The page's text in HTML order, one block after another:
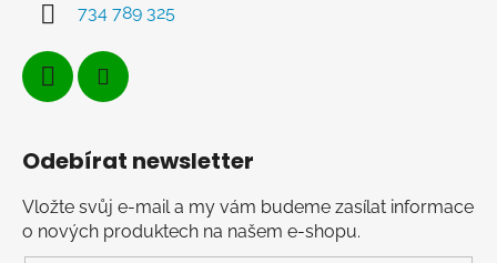
734 789 325
Odebírat newsletter
Vložte svůj e-mail a my vám budeme zasílat informace
o nových produktech na našem e-shopu.